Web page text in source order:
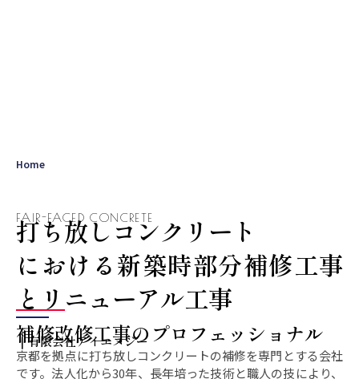
Home
FAIR-FACED CONCRETE
打ち放しコンクリート
における新築時部分補修工事
とリニューアル工事
補修改修工事のプロフェッショナル
｜有限会社アイエヌジー
京都を拠点に打ち放しコンクリートの補修を専門とする会社
です。法人化から30年、長年培った技術と職人の技により、